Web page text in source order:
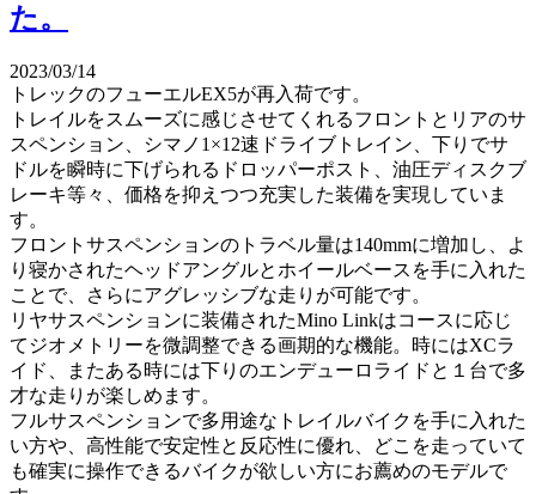
た。
2023/03/14
トレックのフューエルEX5が再入荷です。
トレイルをスムーズに感じさせてくれるフロントとリアのサ
スペンション、シマノ1×12速ドライブトレイン、下りでサ
ドルを瞬時に下げられるドロッパーポスト、油圧ディスクブ
レーキ等々、価格を抑えつつ充実した装備を実現していま
す。
フロントサスペンションのトラベル量は140mmに増加し、よ
り寝かされたヘッドアングルとホイールベースを手に入れた
ことで、さらにアグレッシブな走りが可能です。
リヤサスペンションに装備されたMino Linkはコースに応じ
てジオメトリーを微調整できる画期的な機能。時にはXCラ
イド、またある時には下りのエンデューロライドと１台で多
才な走りが楽しめます。
フルサスペンションで多用途なトレイルバイクを手に入れた
い方や、高性能で安定性と反応性に優れ、どこを走っていて
も確実に操作できるバイクが欲しい方にお薦めのモデルで